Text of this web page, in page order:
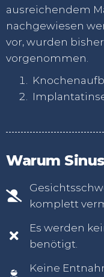
ausreichendem
nachgewiesen
vor, wurden
vorgenommen.
Warum
komplett
Es werden
benötigt.
Keine